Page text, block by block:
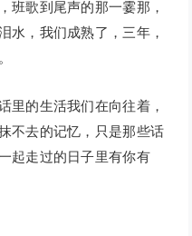
班歌到尾声的那一霎那，
水，我们成熟了，三年，
的生活我们在向往着，
不去的记忆，只是那些话
起走过的日子里有你有